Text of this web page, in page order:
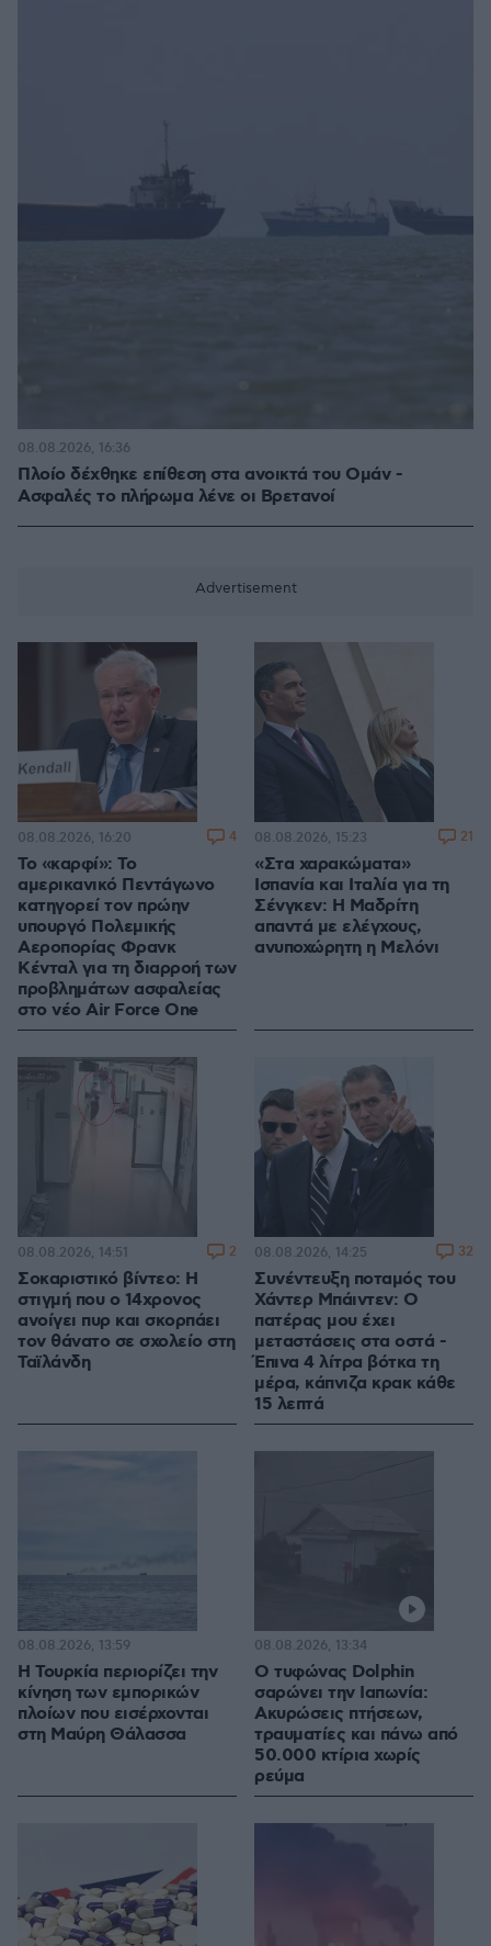
Πλοίο δέχθηκε επίθεση στα ανοικτά του Ομάν -
Ασφαλές το πλήρωμα λένε οι Βρετανοί
08.08.2026, 16:36
Το «καρφί»: Το
αμερικανικό Πεντάγωνο
κατηγορεί τον πρώην
υπουργό Πολεμικής
Αεροπορίας Φρανκ
Κένταλ για τη διαρροή των
προβλημάτων ασφαλείας
στο νέο Air Force One
08.08.2026, 16:20 4
«Στα χαρακώματα»
Ισπανία και Ιταλία για τη
Σένγκεν: Η Μαδρίτη
απαντά με ελέγχους,
ανυποχώρητη η Μελόνι
08.08.2026, 15:23 21
Σοκαριστικό βίντεο: Η
στιγμή που ο 14χρονος
ανοίγει πυρ και σκορπάει
τον θάνατο σε σχολείο στη
Ταϊλάνδη
08.08.2026, 14:51 2
Συνέντευξη ποταμός του
Χάντερ Μπάιντεν: Ο
πατέρας μου έχει
μεταστάσεις στα οστά -
Έπινα 4 λίτρα βότκα τη
μέρα, κάπνιζα κρακ κάθε
15 λεπτά
08.08.2026, 14:25 32
Η Τουρκία περιορίζει την
κίνηση των εμπορικών
πλοίων που εισέρχονται
στη Μαύρη Θάλασσα
08.08.2026, 13:59
Ο τυφώνας Dolphin
σαρώνει την Ιαπωνία:
Ακυρώσεις πτήσεων,
τραυματίες και πάνω από
50.000 κτίρια χωρίς
ρεύμα
08.08.2026, 13:34